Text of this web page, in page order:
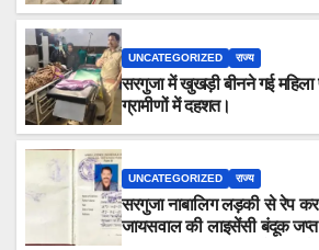
UNCATEGORIZED राज्य
सरगुजा में खुखड़ी बीनने गई महिला
ग्रामीणों में दहशत।
UNCATEGORIZED राज्य
सरगुजा नाबालिग लड़की से रेप
जायसवाल की लाइसेंसी बंदूक